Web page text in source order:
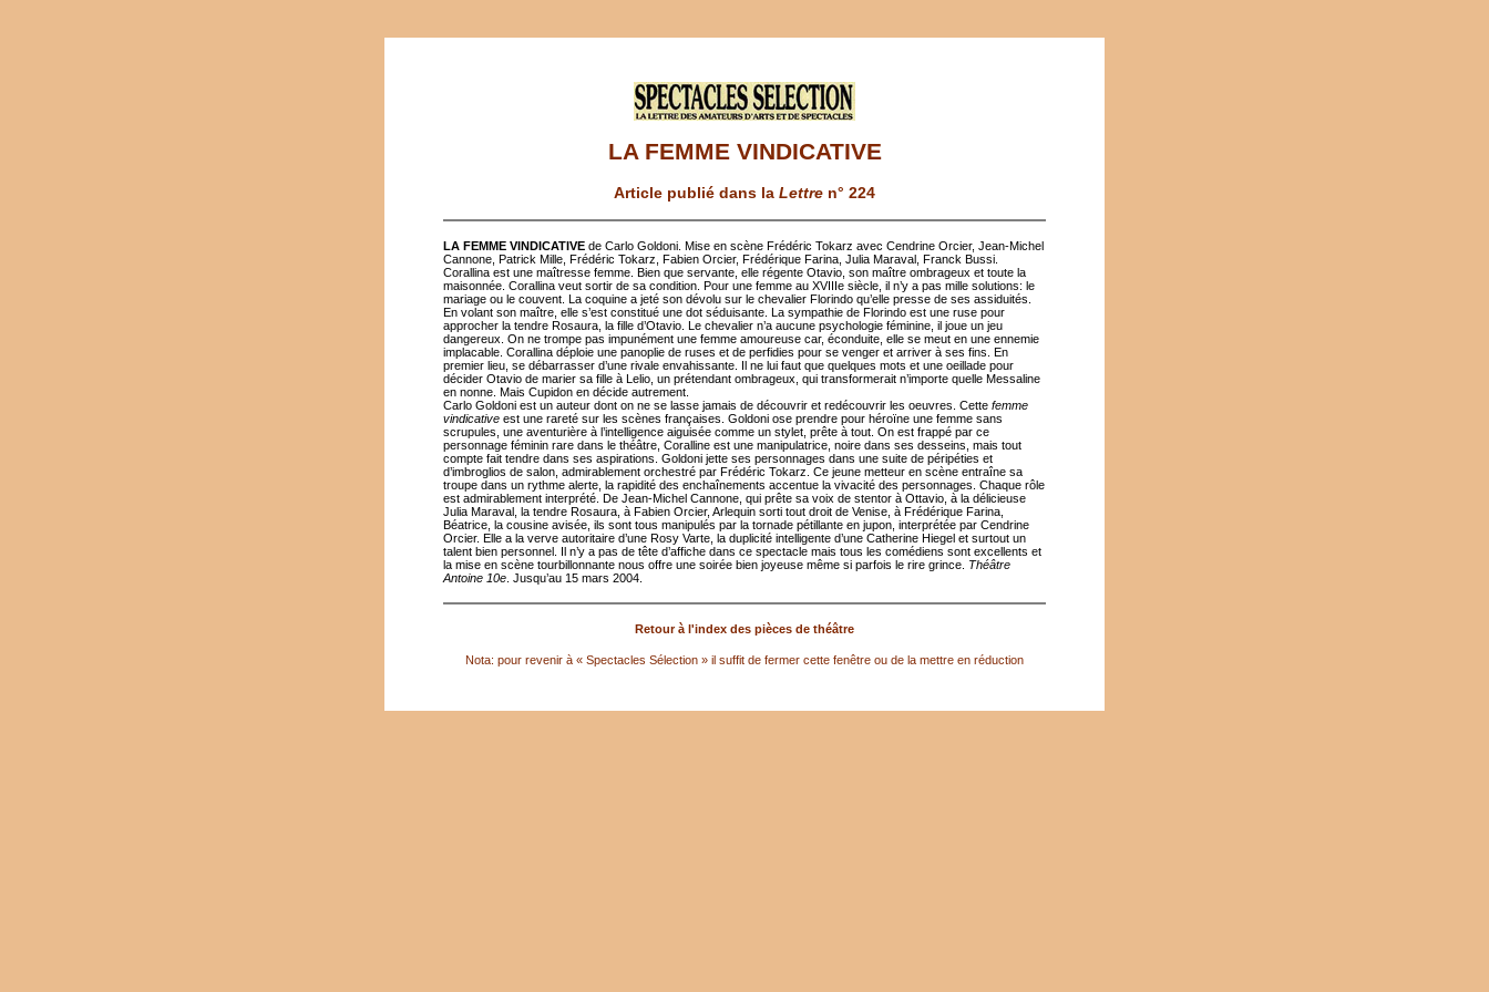
LA FEMME VINDICATIVE
Article publié dans la Lettre n° 224
LA FEMME VINDICATIVE de Carlo Goldoni. Mise en scène Frédéric Tokarz avec Cendrine Orcier, Jean-Michel
Cannone, Patrick Mille, Frédéric Tokarz, Fabien Orcier, Frédérique Farina, Julia Maraval, Franck Bussi.
Corallina est une maîtresse femme. Bien que servante, elle régente Otavio, son maître ombrageux et toute la
maisonnée. Corallina veut sortir de sa condition. Pour une femme au XVIIIe siècle, il n’y a pas mille solutions: le
mariage ou le couvent. La coquine a jeté son dévolu sur le chevalier Florindo qu’elle presse de ses assiduités.
En volant son maître, elle s’est constitué une dot séduisante. La sympathie de Florindo est une ruse pour
approcher la tendre Rosaura, la fille d’Otavio. Le chevalier n’a aucune psychologie féminine, il joue un jeu
dangereux. On ne trompe pas impunément une femme amoureuse car, éconduite, elle se meut en une ennemie
implacable. Corallina déploie une panoplie de ruses et de perfidies pour se venger et arriver à ses fins. En
premier lieu, se débarrasser d’une rivale envahissante. Il ne lui faut que quelques mots et une oeillade pour
décider Otavio de marier sa fille à Lelio, un prétendant ombrageux, qui transformerait n’importe quelle Messaline
en nonne. Mais Cupidon en décide autrement.
Carlo Goldoni est un auteur dont on ne se lasse jamais de découvrir et redécouvrir les oeuvres. Cette femme
vindicative est une rareté sur les scènes françaises. Goldoni ose prendre pour héroïne une femme sans
scrupules, une aventurière à l’intelligence aiguisée comme un stylet, prête à tout. On est frappé par ce
personnage féminin rare dans le théâtre, Coralline est une manipulatrice, noire dans ses desseins, mais tout
compte fait tendre dans ses aspirations. Goldoni jette ses personnages dans une suite de péripéties et
d’imbroglios de salon, admirablement orchestré par Frédéric Tokarz. Ce jeune metteur en scène entraîne sa
troupe dans un rythme alerte, la rapidité des enchaînements accentue la vivacité des personnages. Chaque rôle
est admirablement interprété. De Jean-Michel Cannone, qui prête sa voix de stentor à Ottavio, à la délicieuse
Julia Maraval, la tendre Rosaura, à Fabien Orcier, Arlequin sorti tout droit de Venise, à Frédérique Farina,
Béatrice, la cousine avisée, ils sont tous manipulés par la tornade pétillante en jupon, interprétée par Cendrine
Orcier. Elle a la verve autoritaire d’une Rosy Varte, la duplicité intelligente d’une Catherine Hiegel et surtout un
talent bien personnel. Il n’y a pas de tête d’affiche dans ce spectacle mais tous les comédiens sont excellents et
la mise en scène tourbillonnante nous offre une soirée bien joyeuse même si parfois le rire grince. Théâtre
Antoine 10e . Jusqu’au 15 mars 2004.
Retour à l'index des pièces de théâtre
Nota: pour revenir à « Spectacles Sélection » il suffit de fermer cette fenêtre ou de la mettre en réduction